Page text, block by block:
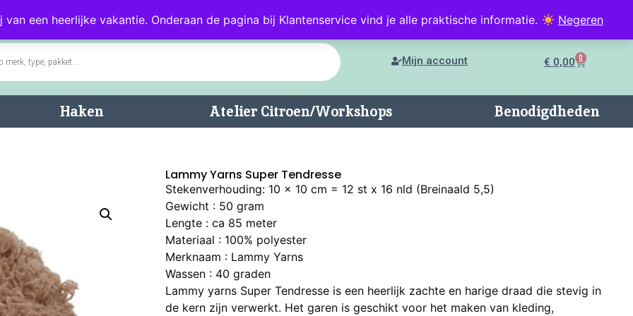
een heerlijke vakantie. Onderaan de pagina bij Klantenservice vind je alle praktische informatie. Negeren
Blog Klantenservice
Mijn account € 0,00 0
Haken Atelier Citroen/Workshops Benodigdheden
Lammy Yarns Super Tendresse
Stekenverhouding: 10 x 10 cm = 12 st x 16 nld (Breinaald 5,5)
Gewicht : 50 gram
Lengte : ca 85 meter
Materiaal : 100% polyester
Merknaam : Lammy Yarns
Wassen : 40 graden
Lammy yarns Super Tendresse is een heerlijk zachte en harige draad die stevig in
de kern zijn verwerkt. Het garen is geschikt voor het maken van kleding,